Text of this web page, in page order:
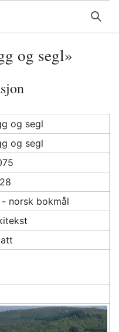
Søk
og segl»
og segl
og segl
- norsk bokmål